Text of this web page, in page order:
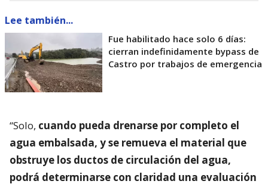
Lee también...
Fue habilitado hace solo 6 días:
cierran indefinidamente bypass de
Castro por trabajos de emergencia
“Solo, cuando pueda drenarse por completo el
agua embalsada, y se remueva el material que
obstruye los ductos de circulación del agua,
podrá determinarse con claridad una evaluación